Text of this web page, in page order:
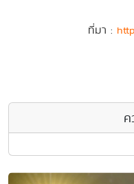
ที่มา :
ค